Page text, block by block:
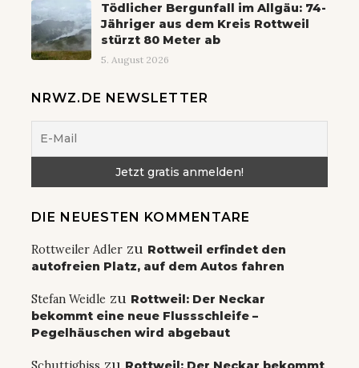
Tödlicher Bergunfall im Allgäu: 74-
Jähriger aus dem Kreis Rottweil
stürzt 80 Meter ab
5. August 2026
NRWZ.DE NEWSLETTER
DIE NEUESTEN KOMMENTARE
Rottweiler Adler zu Rottweil erfindet den
autofreien Platz, auf dem Autos fahren
Stefan Weidle zu Rottweil: Der Neckar
bekommt eine neue Flussschleife –
Pegelhäuschen wird abgebaut